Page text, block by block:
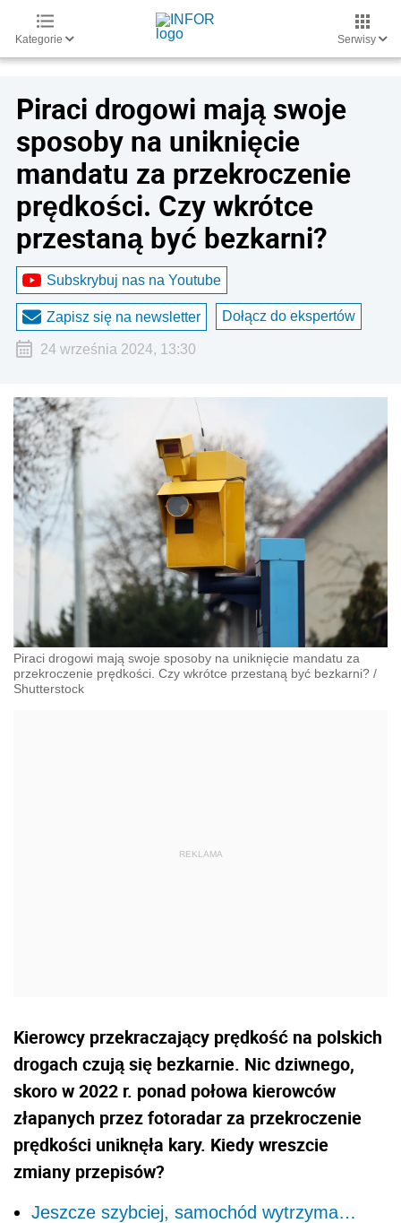
Kategorie Serwisy
Piraci drogowi mają swoje
sposoby na uniknięcie
mandatu za przekroczenie
prędkości. Czy wkrótce
przestaną być bezkarni?
Subskrybuj nas na Youtube
Zapisz się na newsletter Dołącz do ekspertów
24 września 2024, 13:30
Piraci drogowi mają swoje sposoby na uniknięcie mandatu za
przekroczenie prędkości. Czy wkrótce przestaną być bezkarni? /
Shutterstock
Kierowcy przekraczający prędkość na polskich
drogach czują się bezkarnie. Nic dziwnego,
skoro w 2022 r. ponad połowa kierowców
złapanych przez fotoradar za przekroczenie
prędkości uniknęła kary. Kiedy wreszcie
zmiany przepisów?
Jeszcze szybciej, samochód wytrzyma…